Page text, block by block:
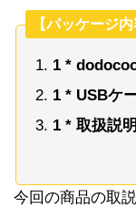
【パッケージ内
1 *
1 * USBケ
1 * 取扱説
今回の商品の取